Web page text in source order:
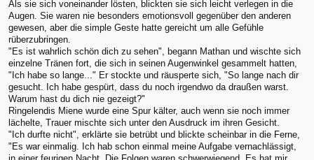
Als sie sich voneinander lösten, blickten sie sich leicht verlegen in die
Augen. Sie waren nie besonders emotionsvoll gegenüber den anderen
gewesen, aber die simple Geste hatte gereicht um alle Gefühle
rüberzubringen.
"Es ist wahrlich schön dich zu sehen", begann Mathan und wischte sich
einzelne Tränen fort, die sich in seinen Augenwinkel gesammelt hatten,
"Ich habe so lange..." Er stockte und räusperte sich, "So lange nach dir
gesucht. Ich habe gespürt, dass du noch irgendwo da draußen warst.
Warum hast du dich nie gezeigt?"
Ringelendis Miene wurde eine Spur kälter, auch wenn sie noch immer
lächelte, Trauer mischte sich unter den Ausdruck im ihren Gesicht.
"Ich durfte nicht", erklärte sie betrübt und blickte scheinbar in die Ferne,
"Es war einmalig. Ich hab schon einmal meine Aufgabe vernachlässigt,